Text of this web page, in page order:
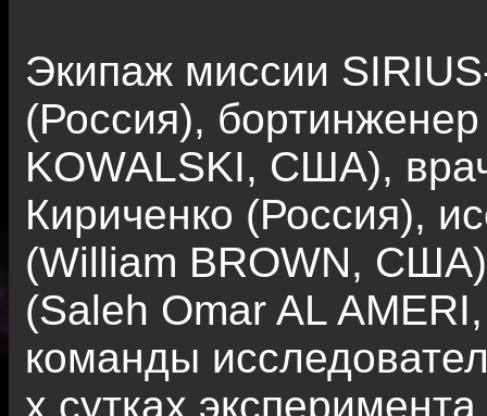
Экипаж миссии
(Россия),
KOWALSKI, США),
Кириченко (Россия),
(William BROWN,
(Saleh Omar AL
команды
х сутках